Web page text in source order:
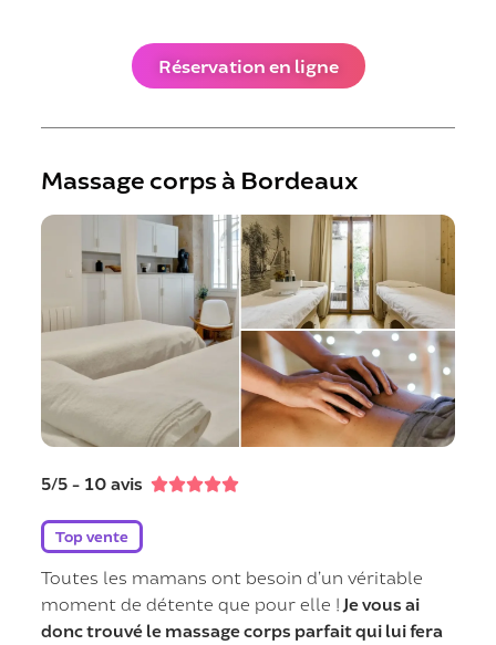
Réservation en ligne
Massage corps à Bordeaux
5/5 - 10 avis 
Top vente
Toutes les mamans ont besoin d’un véritable
moment de détente que pour elle ! Je vous ai
donc trouvé le massage corps parfait qui lui fera